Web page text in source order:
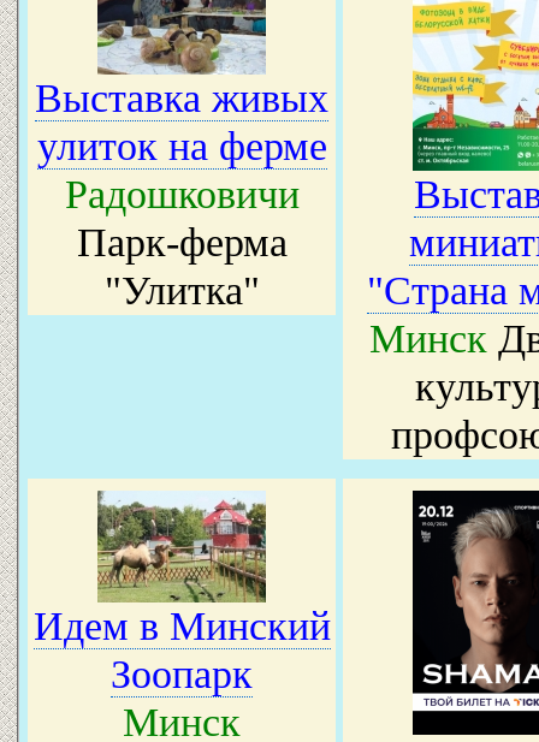
Выставка живых
улиток на ферме
Радошковичи
Парк-ферма
"Улитка"
"Страна
Минск
Идем в Минский
Зоопарк
Минск